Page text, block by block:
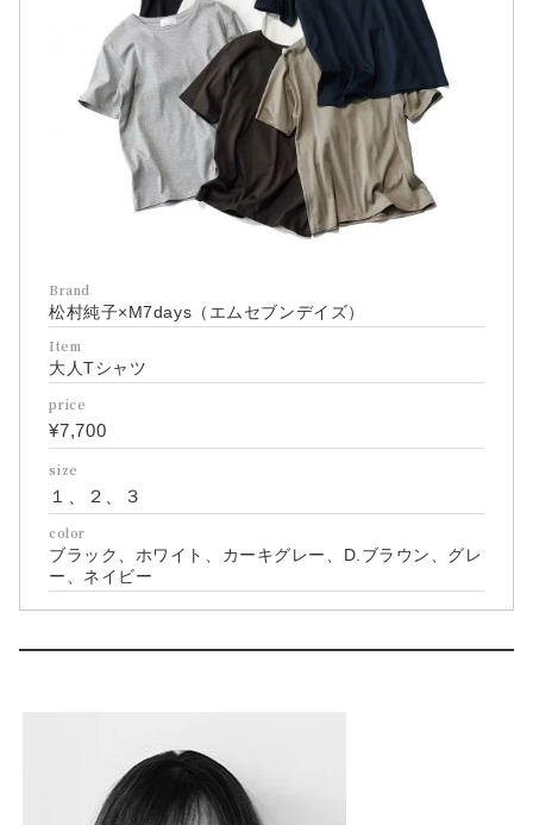
Brand
松村純子×M7days（エムセブンデイズ）
Item
大人Tシャツ
price
¥7,700
size
１、２、３
color
ブラック、ホワイト、カーキグレー、D.ブラウン、グレ
ー、ネイビー